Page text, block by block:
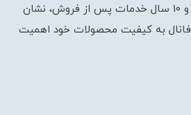
استاندارد، 2 سال گارانتی و 10 سال خدمات پس از فروش، نشان
به کیفیت محصولات خود اهمیت